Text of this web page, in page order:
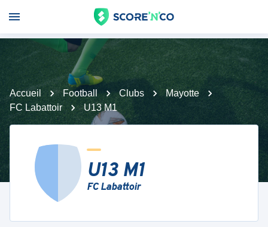
Accueil Football Clubs
Mayotte
FC Labattoir
U13 M1
U13 M1
FC Labattoir